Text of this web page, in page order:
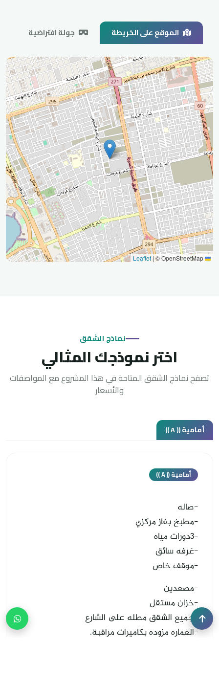
الموقع على الخريطة جولة افتراضية
|© OpenStreetMap
نماذج الشقق
اختر نموذجك المثالي
تصفح نماذج الشقق المتاحة في هذا المشروع مع المواصفات
والأسعار
أمامية (( A ))
أمامية (( A ))
-صاله
-مطبخ بغاز مركزي
-3دورات مياه
-غرفه سائق
-موقف خاص
-مصعدين
-خزان مستقل
-جميع الشقق مطله على الشارع
-العماره مزوده بكاميرات مراقبة.